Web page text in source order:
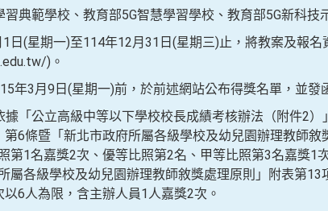
典範學校、教育部5G智慧學習學校、教育部5G新科技
日(星期一)至114年12月31日(星期三)止，將教案及報
)。
年3月9日(星期一)前，於前述網站公布得獎名單，並發
據「公立高級中等以下學校校長成績考核辦法（附件2
6條暨「新北市政府所屬各級學校及幼兒園辦理教師
第1名嘉獎2次、優等比照第2名、甲等比照第3名嘉獎1
屬各級學校及幼兒園辦理教師敘獎處理原則」附表第
6人為限，含主辦人員1人嘉獎2次。